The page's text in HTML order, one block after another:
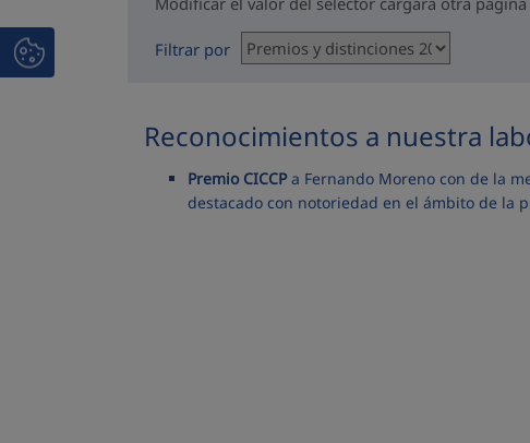
Filtrar por
Reconocimientos a nuestra
Premio CICCPa Fernando Moreno con de la
destacado con notoriedad en el ámbito de la